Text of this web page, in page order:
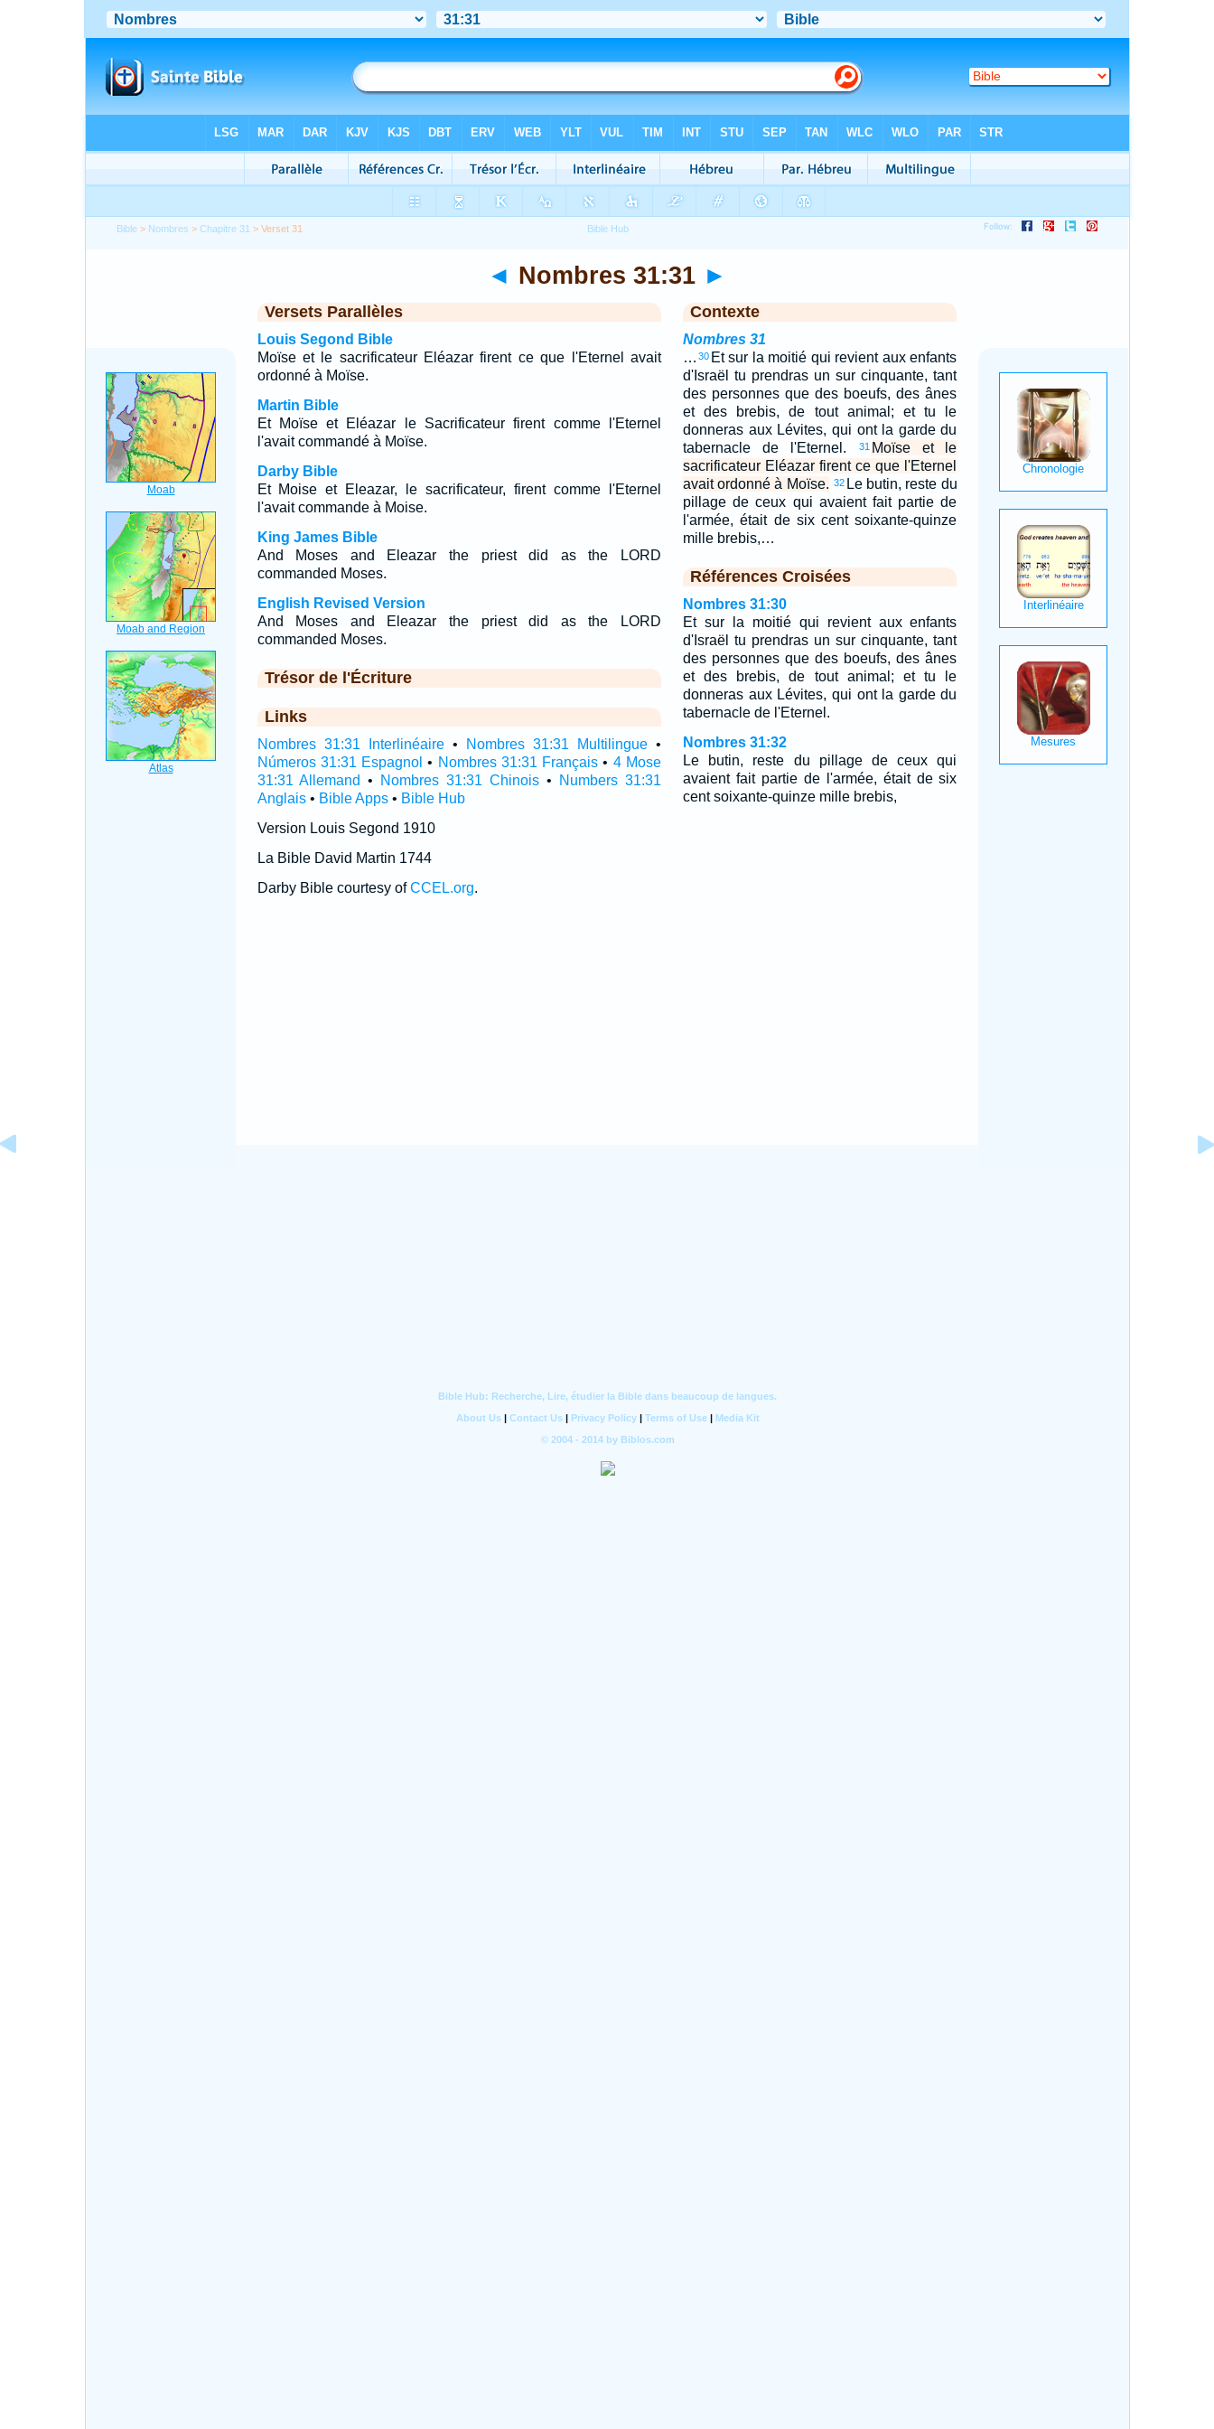
Bible > Nombres >Chapitre 31 > Verset 31
◄ Nombres 31:31 ►
Versets Parallèles
Louis Segond Bible
Moïse et le sacrificateur Eléazar firent ce que l'Eternel avait
ordonné à Moïse.
Martin Bible
Et Moïse et Eléazar le Sacrificateur firent comme l'Eternel
l'avait commandé à Moïse.
Darby Bible
Et Moise et Eleazar, le sacrificateur, firent comme l'Eternel
l'avait commande à Moise.
King James Bible
And Moses and Eleazar the priest did as the LORD
commanded Moses.
English Revised Version
And Moses and Eleazar the priest did as the LORD
commanded Moses.
Trésor de l'Écriture
Links
Nombres 31:31 Interlinéaire• Nombres 31:31 Multilingue•
Números 31:31 Espagnol • Nombres 31:31 Français • 4 Mose
31:31 Allemand • Nombres 31:31 Chinois •
Numbers 31:31
Anglais• Bible Apps• Bible Hub
Version Louis Segond 1910
La Bible David Martin 1744
Darby Bible courtesy ofCCEL.org.
Contexte
Nombres 31
… 30 Et sur la moitié qui revient aux enfants
d'Israël tu prendras un sur cinquante, tant
des personnes que des boeufs, des ânes
et des brebis, de tout animal; et tu le
donneras aux Lévites, qui ont la garde du
tabernacle de l'Eternel.
31 Moïse et le
sacrificateur Eléazar firent ce que l'Eternel
avait ordonné à Moïse. 32 Le butin, reste du
pillage de ceux qui avaient fait partie de
l'armée, était de six cent soixante-quinze
mille brebis,…
Références Croisées
Nombres 31:30
Et sur la moitié qui revient aux enfants
d'Israël tu prendras un sur cinquante, tant
des personnes que des boeufs, des ânes
et des brebis, de tout animal; et tu le
donneras aux Lévites, qui ont la garde du
tabernacle de l'Eternel.
Nombres 31:32
Le butin, reste du pillage de ceux qui
avaient fait partie de l'armée, était de six
cent soixante-quinze mille brebis,